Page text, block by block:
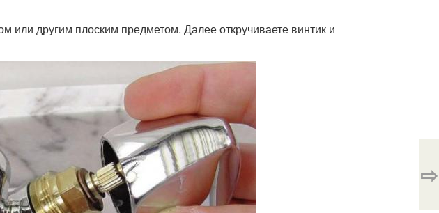
или другим плоским предметом. Далее откручиваете винтик и
⇨